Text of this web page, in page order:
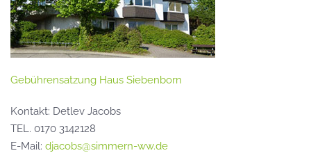
Gebührensatzung Haus Siebenborn
Kontakt: Detlev Jacobs
TEL. 0170 3142128
E-Mail: djacobs@simmern-ww.de